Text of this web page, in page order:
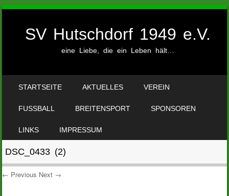
SV Hutschdorf 1949 e.V.
eine Liebe, die ein Leben hält…
STARTSEITE AKTUELLES VEREIN
FUSSBALL BREITENSPORT SPONSOREN
LINKS IMPRESSUM
DSC_0433 (2)
← Previous Next →